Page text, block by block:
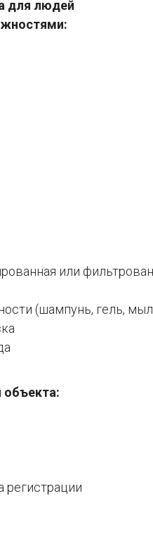
для людей
или
(шампунь, гель,
объекта:
регистрации